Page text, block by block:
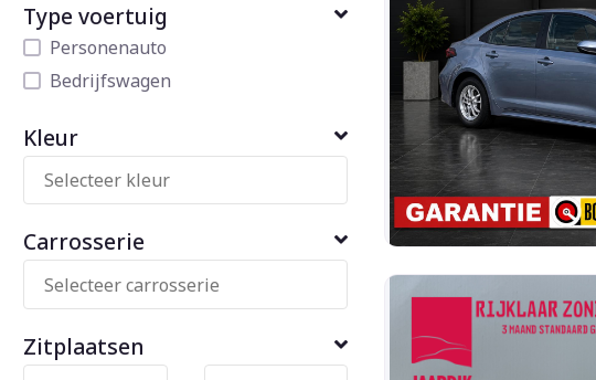
Type voertuig
Personenauto
Bedrijfswagen
Kleur
Carrosserie
Zitplaatsen